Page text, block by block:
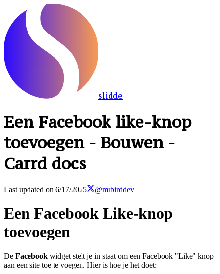
slidde
Een Facebook like-knop
toevoegen - Bouwen -
Carrd docs
Last updated on 6/17/2025 @mrbirddev
Een Facebook Like-knop
toevoegen
De Facebook widget stelt je in staat om een Facebook "Like" knop
aan een site toe te voegen. Hier is hoe je het doet: